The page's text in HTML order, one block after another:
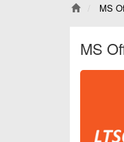
MS
MS